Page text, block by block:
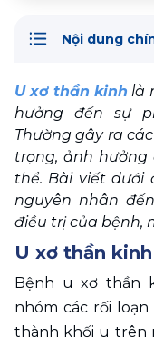
Nội dung
U xơ thần kinh là
hưởng đến sự
Thường gây ra
trọng, ảnh
thể. Bài viết dưới
nguyên nhân
điều trị của bệnh,
U xơ thần
Bệnh u xơ thần
nhóm các rối
thành khối u trên